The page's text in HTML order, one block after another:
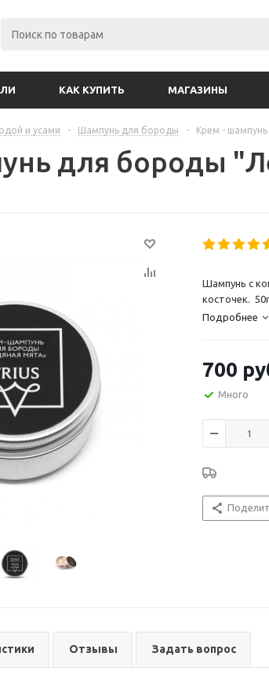
КАК КУПИТЬ МАГАЗИНЫ
и усами - Шампунь для бороды - Крем -
для бороды
Шампунь с
косточек.
Подробнее
700
Много
Отзывы Задать вопрос